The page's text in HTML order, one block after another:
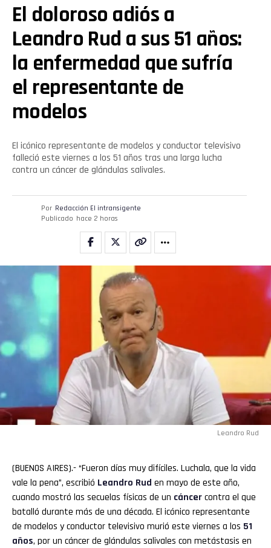
El doloroso adiós a
Leandro Rud a sus 51 años:
la enfermedad que sufría
el representante de
modelos
El icónico representante de modelos y conductor televisivo
falleció este viernes a los 51 años tras una larga lucha
contra un cáncer de glándulas salivales.
Por Redacción El intransigente
Publicado hace 2 horas
Leandro Rud
(BUENOS AIRES).- “Fueron días muy difíciles. Luchala, que la vida
vale la pena”, escribió Leandro Rud en mayo de este año,
cuando mostró las secuelas físicas de un cáncercontra el que
batalló durante más de una década. El icónico representante
de modelos y conductor televisivo murió este viernes a los 51
años, por un cáncer de glándulas salivales con metástasis en